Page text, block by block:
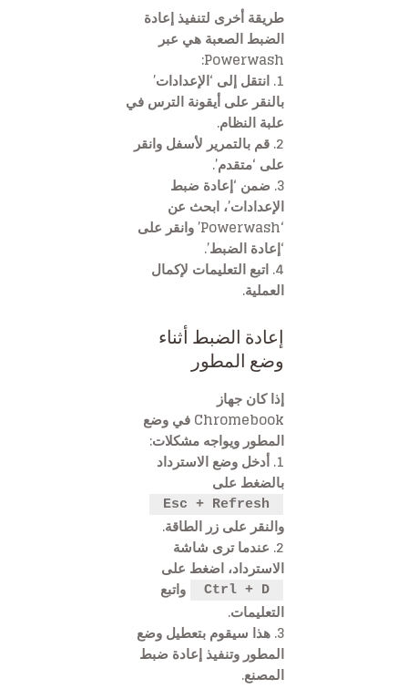
طريقة أخرى لتنفيذ إعادة
الضبط الصعبة هي عبر
Powerwash:
1. انتقل إلى ‘الإعدادات’
بالنقر على أيقونة الترس في
علبة النظام.
2. قم بالتمرير لأسفل وانقر
على ‘متقدم’.
3. ضمن ‘إعادة ضبط
الإعدادات’، ابحث عن
‘Powerwash’ وانقر على
‘إعادة الضبط’.
4. اتبع التعليمات لإكمال
العملية.
إعادة الضبط أثناء
وضع المطور
إذا كان جهاز
Chromebook في وضع
المطور ويواجه مشكلات:
1. أدخل وضع الاسترداد
بالضغط على
Esc + Refresh
والنقر على زر الطاقة.
2. عندما ترى شاشة
الاسترداد، اضغط على
Ctrl + D
واتبع
التعليمات.
3. هذا سيقوم بتعطيل وضع
المطور وتنفيذ إعادة ضبط
المصنع.